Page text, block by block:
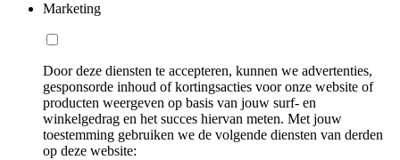
Marketing
Door deze diensten te accepteren, kunnen we advertenties,
gesponsorde inhoud of kortingsacties voor onze website of
producten weergeven op basis van jouw surf- en
winkelgedrag en het succes hiervan meten. Met jouw
toestemming gebruiken we de volgende diensten van derden
op deze website: